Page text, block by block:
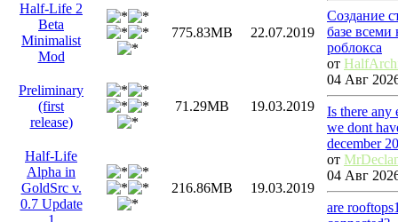
Half-Life 2
Beta
Minimalist
Mod
775.83MB 22.07.2019
Preliminary
(first
release)
71.29MB 19.03.2019
Half-Life
Alpha in
GoldSrc v.
0.7 Update
216.86MB 19.03.2019
Создание
базе
роблокса
от
04 Авг
Is there any
we dont
december
от
04 Авг
are